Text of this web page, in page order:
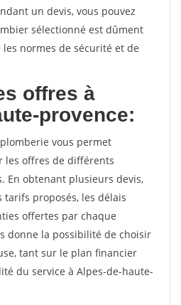
un devis, vous pouvez
sélectionné est dûment
normes de sécurité et de
offres à
provence:
vous permet
les offres de différents
En obtenant plusieurs devis,
tarifs proposés, les délais
offertes par chaque
donne la possibilité de choisir
tant sur le plan financier
du service à Alpes-de-haute-